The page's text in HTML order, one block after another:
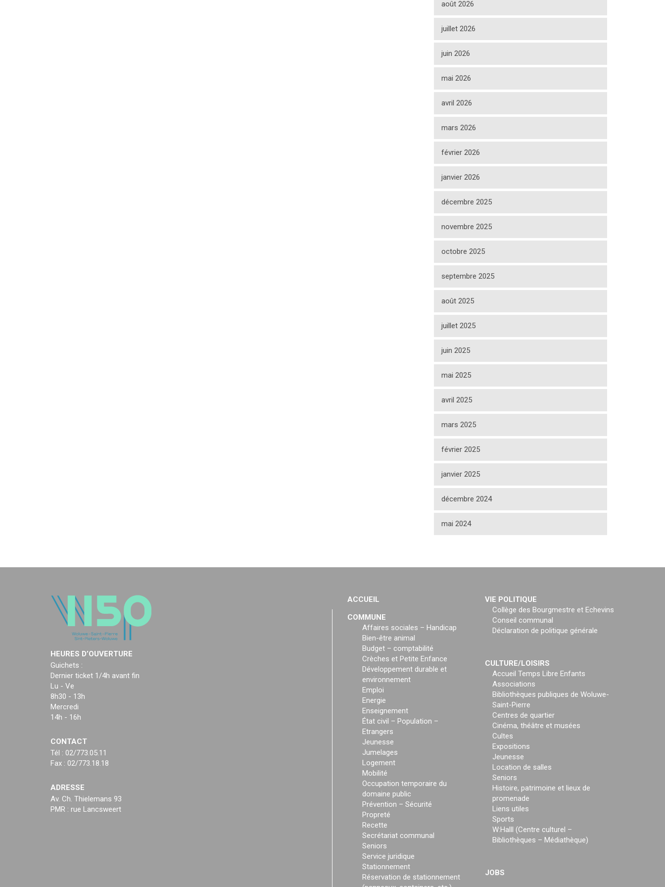
août 2026
juillet 2026
juin 2026
mai 2026
avril 2026
mars 2026
février 2026
janvier 2026
décembre 2025
novembre 2025
octobre 2025
septembre 2025
août 2025
juillet 2025
juin 2025
mai 2025
avril 2025
mars 2025
février 2025
janvier 2025
décembre 2024
mai 2024
HEURES D’OUVERTURE
Guichets :
Dernier ticket 1/4h avant fin
Lu - Ve
8h30 - 13h
Mercredi
14h - 16h
CONTACT
Tél : 02/773.05.11
Fax : 02/773.18.18
ADRESSE
Av. Ch. Thielemans 93
PMR : rue Lancsweert
ACCUEIL
COMMUNE
Affaires sociales – Handicap
Bien-être animal
Budget – comptabilité
Crèches et Petite Enfance
Développement durable et
environnement
Emploi
Energie
Enseignement
État civil – Population –
Etrangers
Jeunesse
Jumelages
Logement
Mobilité
Occupation temporaire du
domaine public
Prévention – Sécurité
Propreté
Recette
Secrétariat communal
Seniors
Service juridique
Stationnement
Réservation de stationnement
VIE POLITIQUE
Collège des Bourgmestre et Echevins
Conseil communal
Déclaration de politique générale
CULTURE/LOISIRS
Accueil Temps Libre Enfants
Associations
Bibliothèques publiques de Woluwe-
Saint-Pierre
Centres de quartier
Cinéma, théâtre et musées
Cultes
Expositions
Jeunesse
Location de salles
Seniors
Histoire, patrimoine et lieux de
promenade
Liens utiles
Sports
W:Halll (Centre culturel –
Bibliothèques – Médiathèque)
JOBS